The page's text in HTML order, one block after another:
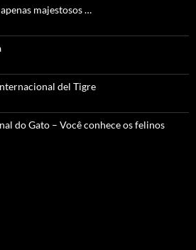
majestosos …
del Tigre
do Gato – Você conhece os felinos